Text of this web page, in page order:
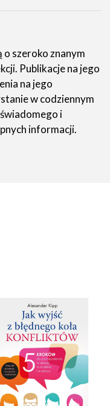
szeroko znanym
Publikacje na jego
na jego
w codziennym
i
informacji.